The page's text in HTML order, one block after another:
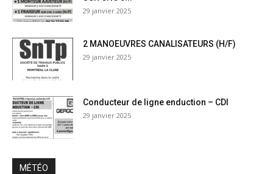
29 janvier 2025
2 MANOEUVRES CANALISATEURS (H/F)
29 janvier 2025
Conducteur de ligne enduction – CDI
29 janvier 2025
MÉTÉO